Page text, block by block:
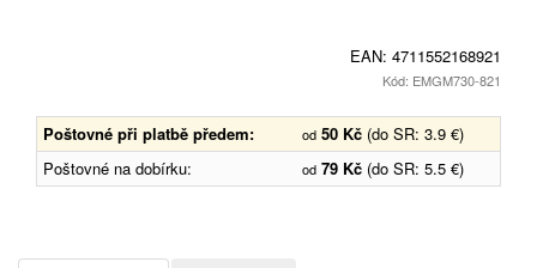
EAN: 4711552168921
Kód: EMGM730-821
Poštovné při platbě předem: od 50 Kč (do SR: 3.9 €)
Poštovné na dobírku:
od 79 Kč (do SR: 5.5 €)